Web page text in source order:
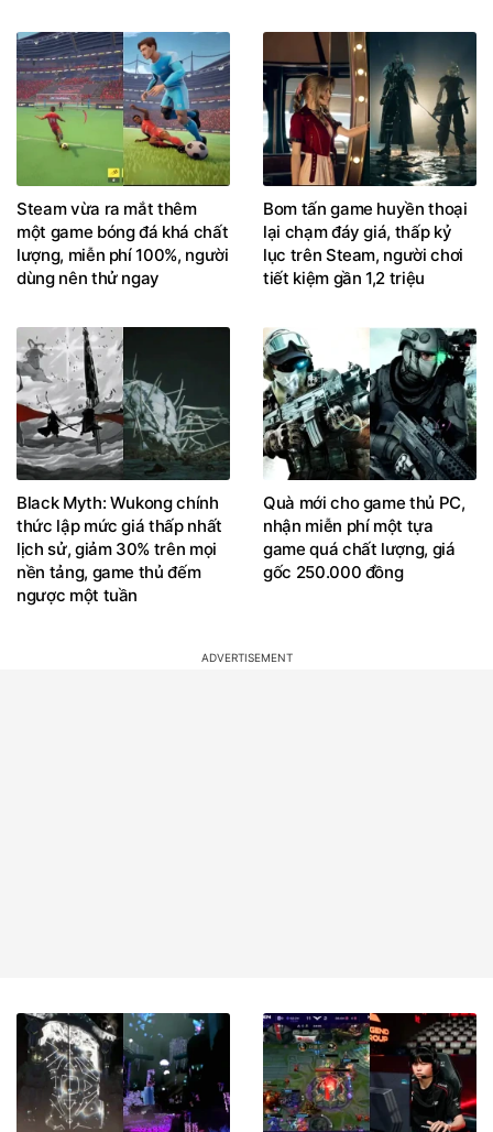
Steam vừa ra mắt thêm
một game bóng đá khá chất
lượng, miễn phí 100%, người
dùng nên thử ngay
Bom tấn game huyền thoại
lại chạm đáy giá, thấp kỷ
lục trên Steam, người chơi
tiết kiệm gần 1,2 triệu
Black Myth: Wukong chính
thức lập mức giá thấp nhất
lịch sử, giảm 30% trên mọi
nền tảng, game thủ đếm
ngược một tuần
Quà mới cho game thủ PC,
nhận miễn phí một tựa
game quá chất lượng, giá
gốc 250.000 đồng